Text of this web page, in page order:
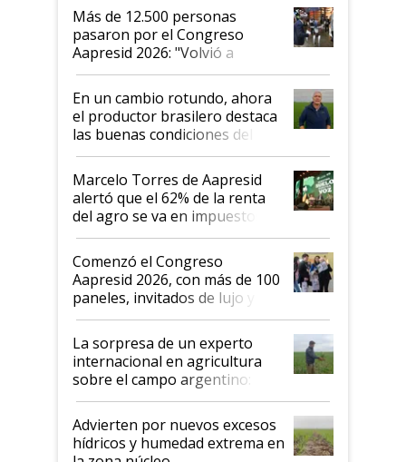
Más de 12.500 personas
pasaron por el Congreso
Aapresid 2026: "Volvió a
demostrar que hablar del
suelo es hablar de todo el
sistema productivo"
En un cambio rotundo, ahora
el productor brasilero destaca
las buenas condiciones del
agro argentino para invertir:
"Los veo más motivados"
Marcelo Torres de Aapresid
alertó que el 62% de la renta
del agro se va en impuestos:
"No es bueno que en
Argentina se sigan discutiendo
las mismas cosas de hace 50
años"
Comenzó el Congreso
Aapresid 2026, con más de 100
paneles, invitados de lujo y
todas las tendencias
La sorpresa de un experto
internacional en agricultura
sobre el campo argentino:
"Estoy muy impresionado"
Advierten por nuevos excesos
hídricos y humedad extrema en